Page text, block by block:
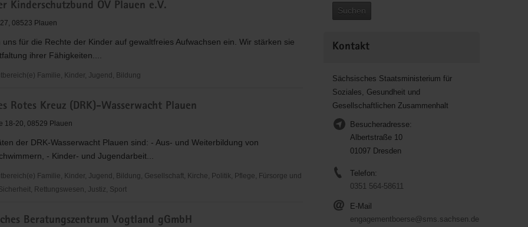
Kinderschutzbund OV Plauen e.V.
08523 Plauen
uns für die Rechte der Kinder auf gewaltfreies Aufwachsen ein. Wir stärken sie
ihrer Fähigkeiten....
Familie, Kinder, Jugend, Bildung
Rotes Kreuz (DRK)-Wasserwacht Plauen
18-20, 08529 Plauen
der DRK-Wasserwacht Plauen sind: - Aus- und Weiterbildung von
- Kinder- und Jugendarbeit...
Familie, Kinder, Jugend, Bildung, Gesellschaft, Kirche, Politik, Pflege, Fürsorge und
Rettungswesen, Justiz, Sport
Beratungszentrum Vogtland gGmbH
Suchen
Kontakt
Sächsisches Staatsministerium für
Soziales, Gesundheit und
Gesellschaftlichen Zusammenhalt
Besucheradresse:
Albertstraße 10
01097 Dresden
Telefon:
0351 564-58611
E-Mail
engagementboerse@sms.sachsen.de